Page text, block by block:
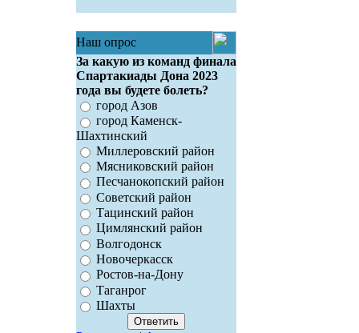
Наш опрос
За какую из команд финала
Спартакиады Дона 2023
года вы будете болеть?
город Азов
город Каменск-
Шахтинский
Миллеровский район
Мясниковский район
Песчанокопский район
Советский район
Тацинский район
Цимлянский район
Волгодонск
Новочеркасск
Ростов-на-Дону
Таганрог
Шахты